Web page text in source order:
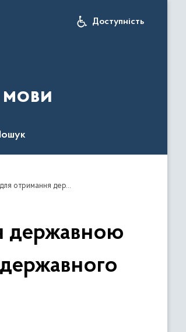
Доступність
мови
Якщо в особи є посвідчення щодо вільного володіння державною мовою, чи потрібно їй складати іспит для отримання державного сертифіката?
державною